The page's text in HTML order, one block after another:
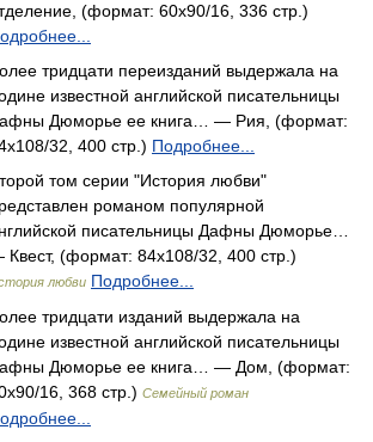
(формат: 60x90/16, 336 стр.)
тридцати переизданий выдержала на
известной английской писательницы
Дюморье ее книга… — Рия, (формат:
32, 400 стр.) Подробнее...
том серии "История любви"
романом популярной
писательницы Дафны Дюморье…
(формат: 84x108/32, 400 стр.)
любви Подробнее...
тридцати изданий выдержала на
известной английской писательницы
Дюморье ее книга… — Дом, (формат:
16, 368 стр.) Семейный роман